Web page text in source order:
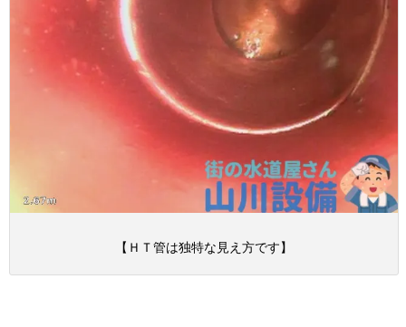
【ＨＴ管は独特な見え方です】